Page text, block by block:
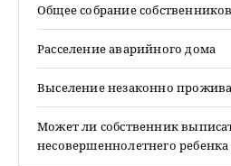
Общее собрание
Расселение аварийного дома
Выселение незаконно
Может ли собственник
несовершеннолетнего